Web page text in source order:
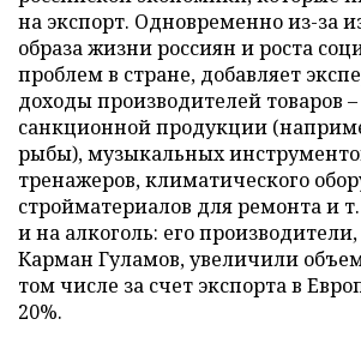
на экспорт. Одновременно из-за
образа жизни россиян и роста
проблем в стране, добавляет
доходы производителей товаров
санкционной продукции
рыбы), музыкальных
тренажеров, климатического
стройматериалов для ремонта и
и на алкоголь: его
Карман Гуламов, увеличили
том числе за счет экспорта в
20%.